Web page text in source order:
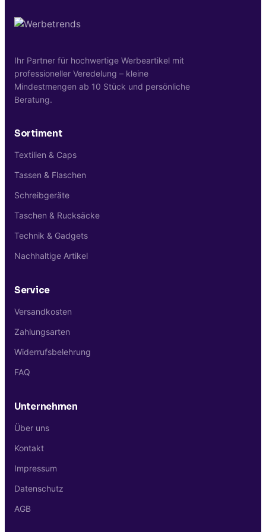
Ihr Partner für hochwertige Werbeartikel mit
professioneller Veredelung – kleine
Mindestmengen ab 10 Stück und persönliche
Beratung.
Sortiment
Textilien & Caps
Tassen & Flaschen
Schreibgeräte
Taschen & Rucksäcke
Technik & Gadgets
Nachhaltige Artikel
Service
Versandkosten
Zahlungsarten
Widerrufsbelehrung
FAQ
Unternehmen
Über uns
Kontakt
Impressum
Datenschutz
AGB